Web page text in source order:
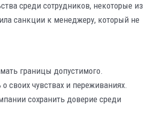
среди сотрудников, некоторые из
санкции к менеджеру, который не
границы допустимого.
своих чувствах и переживаниях.
сохранить доверие среди